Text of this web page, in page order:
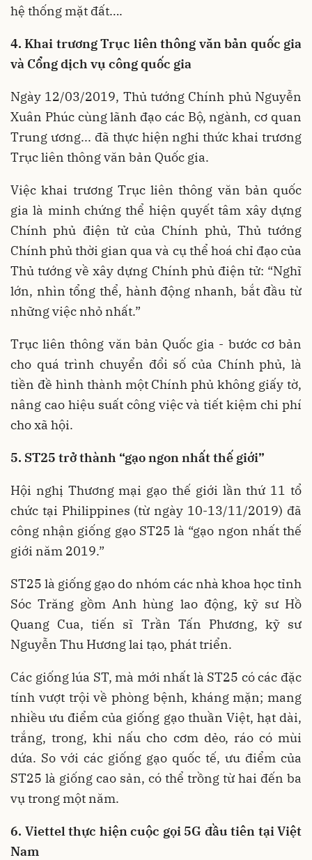
hệ thống mặt đất….
4. Khai trương Trục liên thông văn bản quốc gia
và Cổng dịch vụ công quốc gia
Ngày 12/03/2019, Thủ tướng Chính phủ Nguyễn
Xuân Phúc cùng lãnh đạo các Bộ, ngành, cơ quan
Trung ương... đã thực hiện nghi thức khai trương
Trục liên thông văn bản Quốc gia.
Việc khai trương Trục liên thông văn bản quốc
gia là minh chứng thể hiện quyết tâm xây dựng
Chính phủ điện tử của Chính phủ, Thủ tướng
Chính phủ thời gian qua và cụ thể hoá chỉ đạo của
Thủ tướng về xây dựng Chính phủ điện tử: “Nghĩ
lớn, nhìn tổng thể, hành động nhanh, bắt đầu từ
những việc nhỏ nhất.”
Trục liên thông văn bản Quốc gia - bước cơ bản
cho quá trình chuyển đổi số của Chính phủ, là
tiền đề hình thành một Chính phủ không giấy tờ,
nâng cao hiệu suất công việc và tiết kiệm chi phí
cho xã hội.
5. ST25 trở thành “gạo ngon nhất thế giới”
Hội nghị Thương mại gạo thế giới lần thứ 11 tổ
chức tại Philippines (từ ngày 10-13/11/2019) đã
công nhận giống gạo ST25 là “gạo ngon nhất thế
giới năm 2019.”
ST25 là giống gạo do nhóm các nhà khoa học tỉnh
Sóc Trăng gồm Anh hùng lao động, kỹ sư Hồ
Quang Cua, tiến sĩ Trần Tấn Phương, kỹ sư
Nguyễn Thu Hương lai tạo, phát triển.
Các giống lúa ST, mà mới nhất là ST25 có các đặc
tính vượt trội về phòng bệnh, kháng mặn; mang
nhiều ưu điểm của giống gạo thuần Việt, hạt dài,
trắng, trong, khi nấu cho cơm dẻo, ráo có mùi
dứa. So với các giống gạo quốc tế, ưu điểm của
ST25 là giống cao sản, có thể trồng từ hai đến ba
vụ trong một năm.
6. Viettel thực hiện cuộc gọi 5G đầu tiên tại Việt
Nam